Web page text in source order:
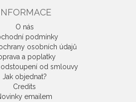
O nás
podmínky
osobních údajů
a poplatky
odstoupení od smlouvy
Jak objednat?
Credits
emailem